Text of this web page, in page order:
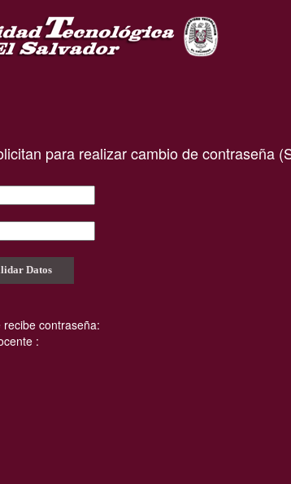
para realizar cambio de contraseña
contraseña:
: